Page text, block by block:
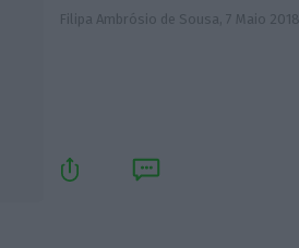
Filipa Ambrósio de Sousa,7 Maio 2018